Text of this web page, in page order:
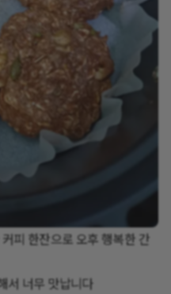
피 한잔으로 오후 행복한 간
서 너무 맛납니다